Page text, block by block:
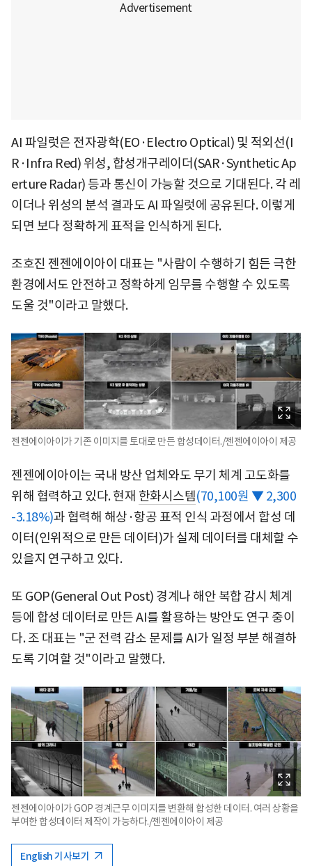
AI 파일럿은 전자광학(EO·Electro Optical) 및 적외선(I
R·Infra Red) 위성, 합성개구레이더(SAR·Synthetic Ap
erture Radar) 등과 통신이 가능할 것으로 기대된다. 각 레
이더나 위성의 분석 결과도 AI 파일럿에 공유된다. 이렇게
되면 보다 정확하게 표적을 인식하게 된다.
조호진 젠젠에이아이 대표는 "사람이 수행하기 힘든 극한
환경에서도 안전하고 정확하게 임무를 수행할 수 있도록
도울 것"이라고 말했다.
젠젠에이아이가 기존 이미지를 토대로 만든 합성데이터./젠젠에이아이 제공
젠젠에이아이는 국내 방산 업체와도 무기 체계 고도화를
위해 협력하고 있다. 현재 한화시스템(70,100원 ▼ 2,300
-3.18%)과 협력해 해상·항공 표적 인식 과정에서 합성 데
이터(인위적으로 만든 데이터)가 실제 데이터를 대체할 수
있을지 연구하고 있다.
또 GOP(General Out Post) 경계나 해안 복합 감시 체계
등에 합성 데이터로 만든 AI를 활용하는 방안도 연구 중이
다. 조 대표는 "군 전력 감소 문제를 AI가 일정 부분 해결하
도록 기여할 것"이라고 말했다.
젠젠에이아이가 GOP 경계근무 이미지를 변환해 합성한 데이터. 여러 상황을
부여한 합성데이터 제작이 가능하다./젠젠에이아이 제공
English 기사보기